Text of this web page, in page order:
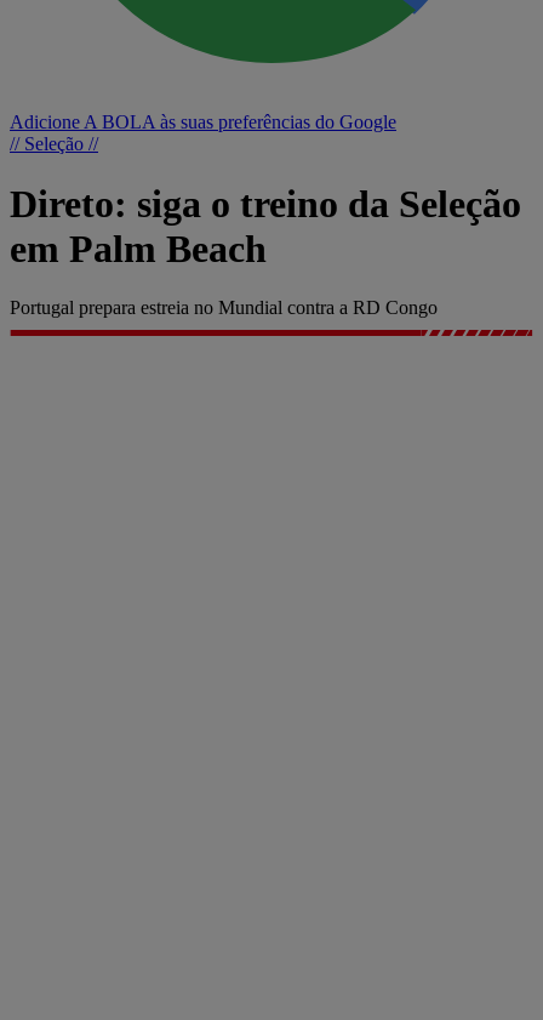
Adicione A BOLA às suas preferências do Google
// Seleção //
Direto: siga o treino da Seleção
em Palm Beach
Portugal prepara estreia no Mundial contra a RD Congo